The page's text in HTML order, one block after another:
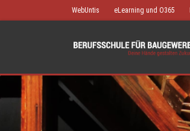
WebUntis eLearning und O365